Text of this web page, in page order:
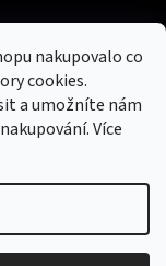
nakupovalo co
cookies.
a umožníte nám
Více